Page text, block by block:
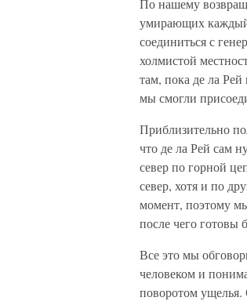
По нашему
умирающих каждый
соединиться с
холмистой
там, пока де ла
мы смогли
Приблизительно
что де ла Рей сам
север по горной
север, хотя и по
момент, поэтому
после чего готовы
Все это мы
человеком и
поворотом